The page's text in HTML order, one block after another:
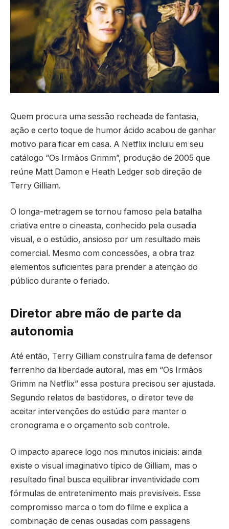
Quem procura uma sessão recheada de fantasia,
ação e certo toque de humor ácido acabou de ganhar
motivo para ficar em casa. A Netflix incluiu em seu
catálogo “Os Irmãos Grimm”, produção de 2005 que
reúne Matt Damon e Heath Ledger sob direção de
Terry Gilliam.
O longa-metragem se tornou famoso pela batalha
criativa entre o cineasta, conhecido pela ousadia
visual, e o estúdio, ansioso por um resultado mais
comercial. Mesmo com concessões, a obra traz
elementos suficientes para prender a atenção do
público durante o feriado.
Diretor abre mão de parte da
autonomia
Até então, Terry Gilliam construíra fama de defensor
ferrenho da liberdade autoral, mas em “Os Irmãos
Grimm na Netflix” essa postura precisou ser ajustada.
Segundo relatos de bastidores, o diretor teve de
aceitar intervenções do estúdio para manter o
cronograma e o orçamento sob controle.
O impacto aparece logo nos minutos iniciais: ainda
existe o visual imaginativo típico de Gilliam, mas o
resultado final busca equilibrar inventividade com
fórmulas de entretenimento mais previsíveis. Esse
compromisso marca o tom do filme e explica a
combinação de cenas ousadas com passagens